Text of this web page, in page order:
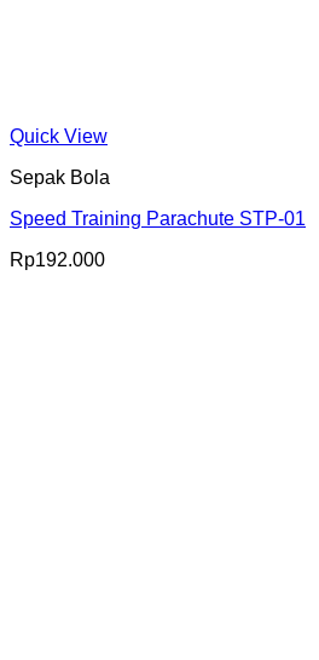
Quick View
Sepak Bola
Speed Training Parachute STP-01
Rp192.000